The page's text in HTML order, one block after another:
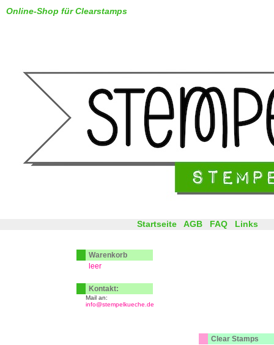
Online-Shop für Clearstamps
Clear Stamps
Startseite AGB FAQ Links
Warenkorb
leer
Kontakt:
Mail an:
info@stempelkueche.de